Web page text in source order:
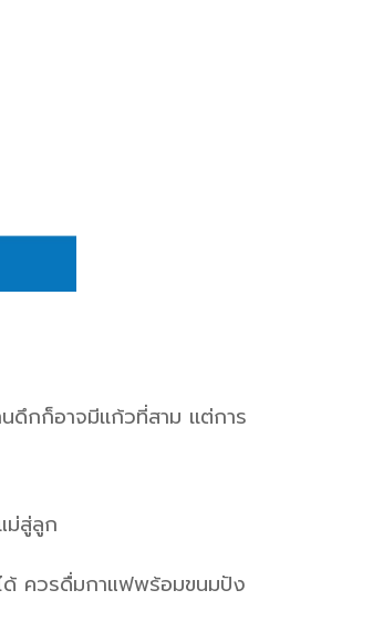
กก็อาจมีเเก้วที่สาม เเต่การ
ม่สู่ลูก
ได้ ควรดื่มกาแฟพร้อมขนมปัง